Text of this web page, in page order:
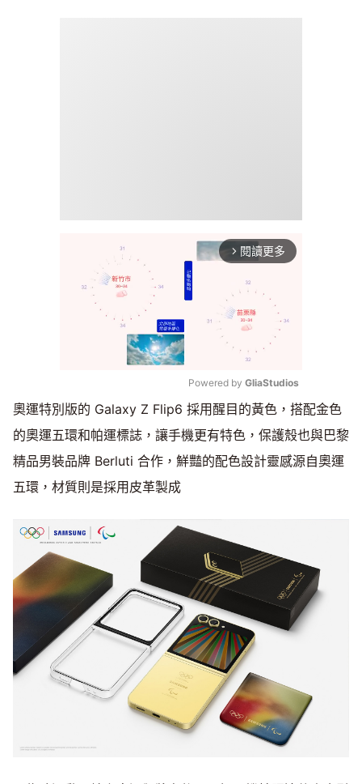
arrow_forward_ios 閱讀更多
Mute
Powered by GliaStudios
奧運特別版的 Galaxy Z Flip6 採用醒目的黃色，搭配金色
的奧運五環和帕運標誌，讓手機更有特色，保護殼也與巴黎
精品男裝品牌 Berluti 合作，鮮豔的配色設計靈感源自奧運
五環，材質則是採用皮革製成